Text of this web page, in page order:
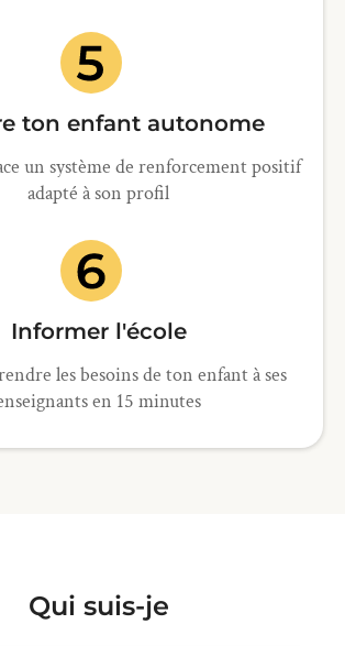
ton enfant autonome
un système de renforcement positif
adapté à son profil
Informer l'école
les besoins de ton enfant à ses
en 15 minutes
Qui suis-je